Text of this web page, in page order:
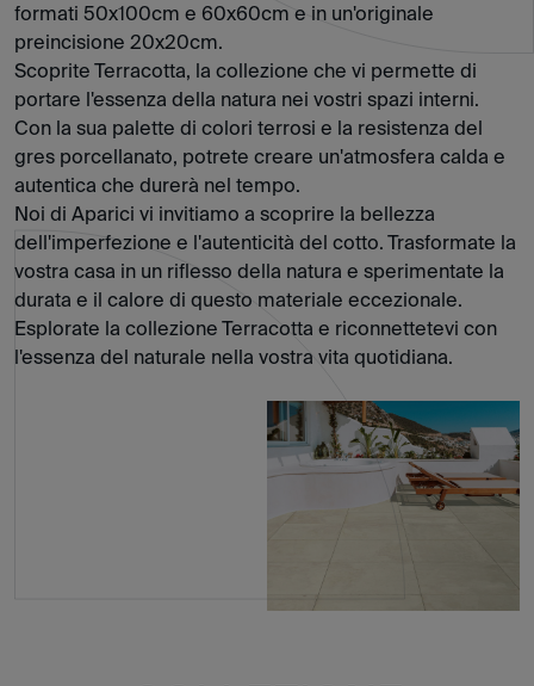
formati 50x100cm e 60x60cm e in un'originale
preincisione 20x20cm.
Scoprite Terracotta, la collezione che vi permette di
portare l'essenza della natura nei vostri spazi interni.
Con la sua palette di colori terrosi e la resistenza del
gres porcellanato, potrete creare un'atmosfera calda e
autentica che durerà nel tempo.
Noi di Aparici vi invitiamo a scoprire la bellezza
dell'imperfezione e l'autenticità del cotto. Trasformate la
vostra casa in un riflesso della natura e sperimentate la
durata e il calore di questo materiale eccezionale.
Esplorate la collezione Terracotta e riconnettetevi con
l'essenza del naturale nella vostra vita quotidiana.